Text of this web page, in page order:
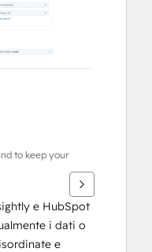
to keep your
e HubSpot
i dati o
e